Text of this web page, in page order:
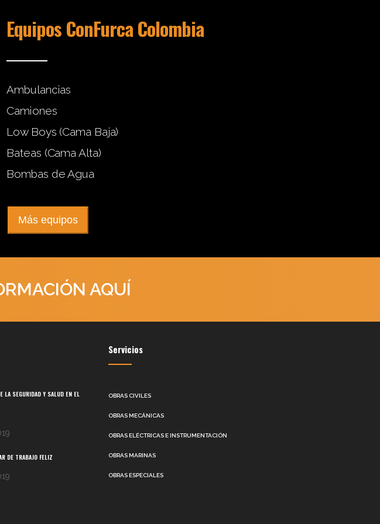
Equipos ConFurca Colombia
Ambulancias
Camiones
Low Boys (Cama Baja)
Bateas (Cama Alta)
Bombas de Agua
Más equipos
AQUÍ
LA SEGURIDAD Y SALUD EN EL
DE TRABAJO FELIZ
Servicios
OBRAS CIVILES
OBRAS MECÁNICAS
OBRAS ELÉCTRICAS E INSTRUMENTACIÓN
OBRAS MARINAS
OBRAS ESPECIALES